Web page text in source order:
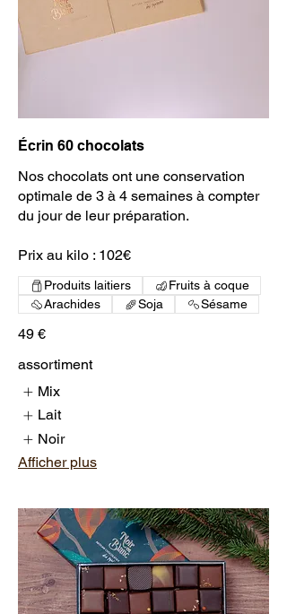
Écrin 60 chocolats
Nos chocolats ont une conservation
optimale de 3 à 4 semaines à compter
du jour de leur préparation.
Prix au kilo : 102€
49 €
Produits laitiers
Fruits à coque
Arachides
Soja Sésame
assortiment
Mix
Lait
Noir
Afficher plus